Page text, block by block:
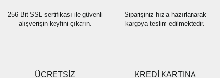
256 Bit SSL sertifikası ile güvenli
alışverişin keyfini çıkarın.
Siparişiniz hızla hazırlanarak
kargoya teslim edilmektedir.
ÜCRETSİZ
KREDİ KARTINA